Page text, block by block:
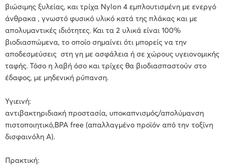
βιώσιμης ξυλείας, και τρίχα Nylon 4 εμπλουτισμένη με ενεργό
άνθρακα , γνωστό φυσικό υλικό κατά της πλάκας και με
απολυμαντικές ιδιότητες. Και τα 2 υλικά είναι 100%
βιοδιασπώμενα, το οποίο σημαίνει ότι μπορείς να την
αποδεσμεύσεις στη γη με ασφάλεια ή σε χώρους υγειονομικής
ταφής. Τόσο η λαβή όσο και τρίχες θα βιοδιασπαστούν στο
έδαφος, με μηδενική ρύπανση.
Υγιεινή:
αντιβακτηριδιακή προστασία, υποκαπνισμός/απολύμανση
πιστοποιητικό,BPA free (απαλλαγμένο προϊόν από την τοξίνη
δισφαινόλη Α).
Πρακτική: